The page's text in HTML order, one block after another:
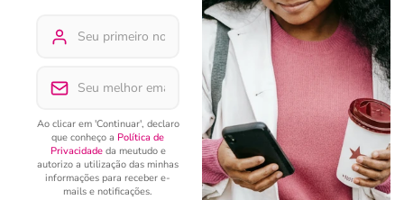
Ao clicar em 'Continuar', declaro
que conheço a Política de
Privacidadeda meutudo e
autorizo a utilização das minhas
informações para receber e-
mails e notificações.